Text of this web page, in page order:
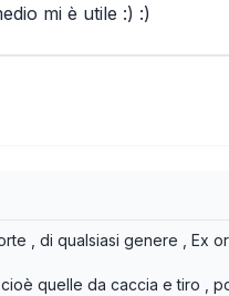
mi è utile :) :)
, di qualsiasi genere , Ex
quelle da caccia e tiro ,